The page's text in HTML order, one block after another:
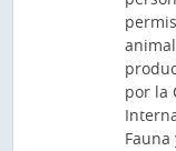
por la
Fauna